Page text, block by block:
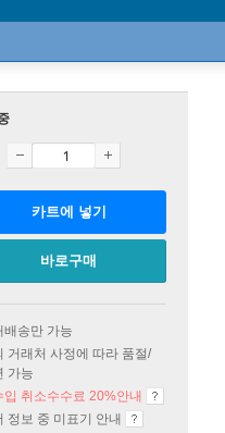
카트에 넣기
바로구매
배송만 가능
거래처 사정에 따라 품절/
가능
입 취소수수료 20%안내
정보 중 미표기 안내